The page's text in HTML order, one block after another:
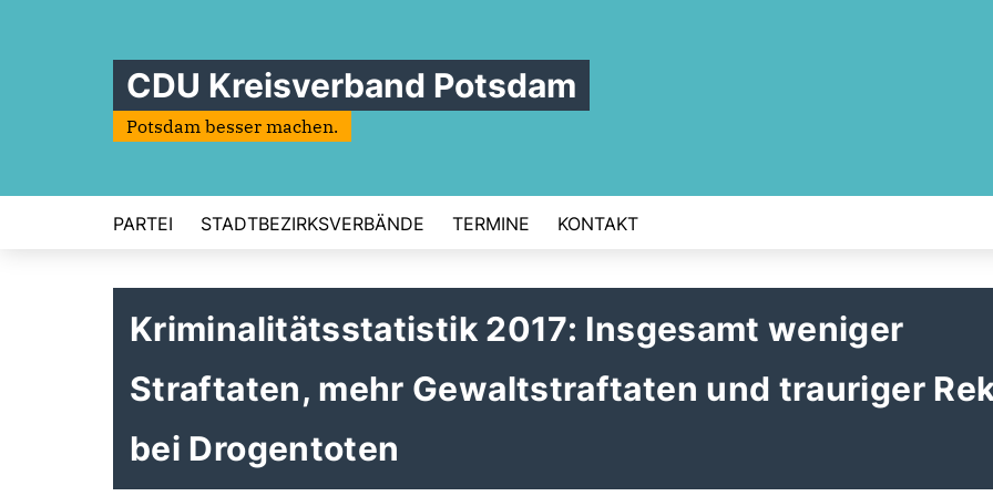
CDU Kreisverband Potsdam
Potsdam besser machen.
PARTEI STADTBEZIRKSVERBÄNDE TERMINE KONTAKT
Kriminalitätsstatistik 2017: Insgesamt weniger
Straftaten, mehr Gewaltstraftaten und trauriger
bei Drogentoten